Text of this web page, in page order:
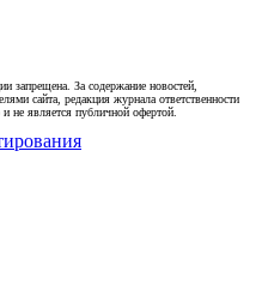
запрещена. За содержание новостей,
сайта, редакция журнала ответственности
не является публичной офертой.